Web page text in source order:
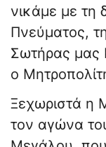
νικάμε με τη
Πνεύματος,
Σωτήρας μας
ο
Ξεχωριστά η
τον αγώνα